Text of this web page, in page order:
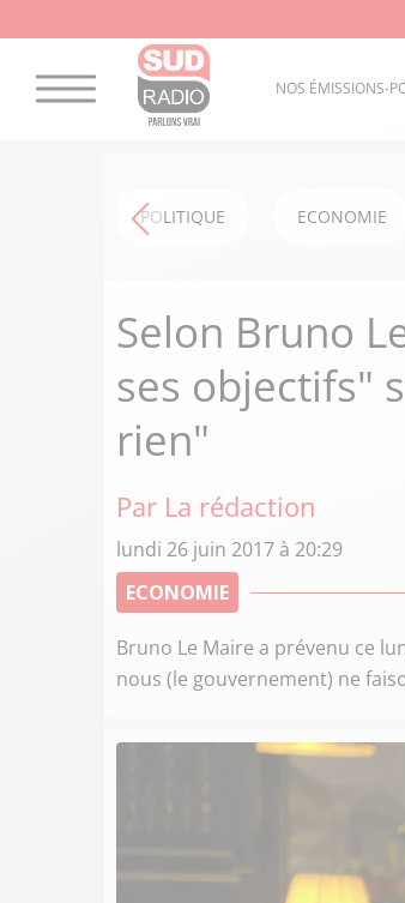
NOS ÉMISSIONS-
POLITIQUE ECONOMIE
Selon Bruno
ses objectifs"
rien"
Par La rédaction
lundi 26 juin 2017 à 20:29
ECONOMIE
Bruno Le Maire a prévenu ce
nous (le gouvernement) ne